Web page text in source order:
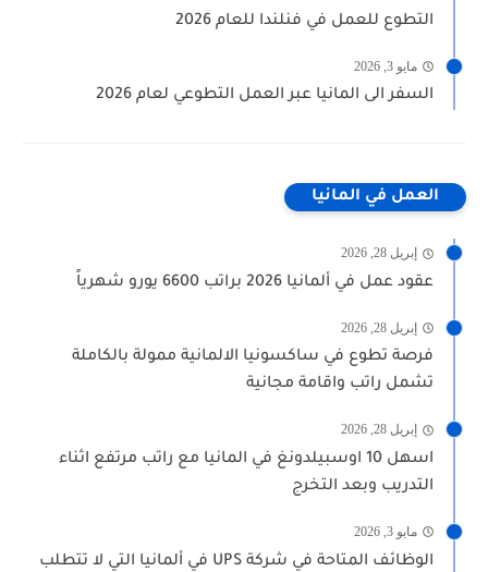
التطوع للعمل في فنلندا للعام 2026
مايو 3, 2026
السفر الى المانيا عبر العمل التطوعي لعام 2026
العمل في المانيا
إبريل 28, 2026
عقود عمل في ألمانيا 2026 براتب 6600 يورو شهرياً
إبريل 28, 2026
فرصة تطوع في ساكسونيا الالمانية ممولة بالكاملة
تشمل راتب واقامة مجانية
إبريل 28, 2026
اسهل 10 اوسبيلدونغ في المانيا مع راتب مرتفع اثناء
التدريب وبعد التخرج
مايو 3, 2026
الوظائف المتاحة في شركة UPS في ألمانيا التي لا تتطلب